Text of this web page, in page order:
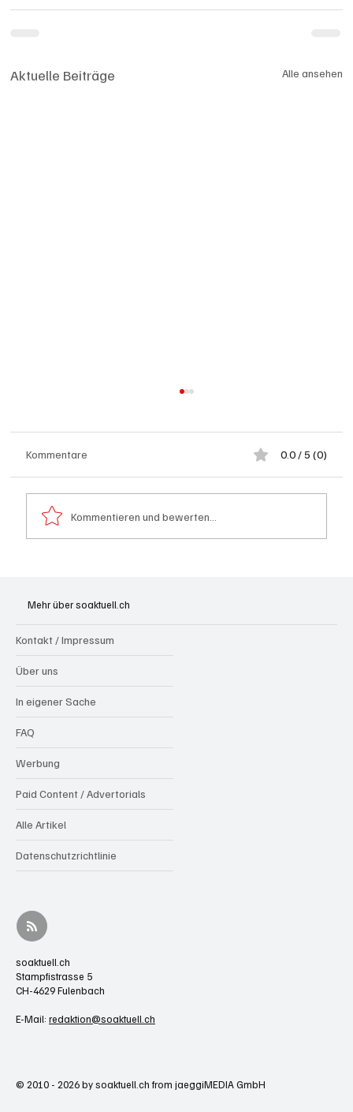
Aktuelle Beiträge Alle ansehen
Kommentare 0.0 / 5 (0)
Kommentieren und bewerten...
Mehr über soaktuell.ch
Kontakt / Impressum
Über uns
In eigener Sache
FAQ
Werbung
Paid Content / Advertorials
Alle Artikel
Datenschutzrichtlinie
soaktuell.ch
Stampfistrasse 5
CH-4629 Fulenbach
E-Mail: redaktion@soaktuell.ch
© 2010 - 2026 by soaktuell.ch from jaeggiMEDIA GmbH